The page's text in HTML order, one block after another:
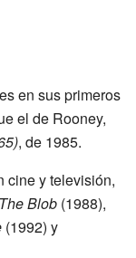
en sus primeros
el de Rooney,
, de 1985.
cine y televisión,
The Blob (1988),
(1992) y